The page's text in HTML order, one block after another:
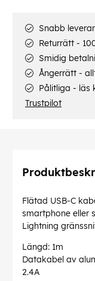
Snabb
Returrätt -
Smidig
Ångerrätt -
Pålitliga - läs
Trustpilot
Flätad USB-C
smartphone eller
Lightning
Längd: 1m
Datakabel av
2.4A